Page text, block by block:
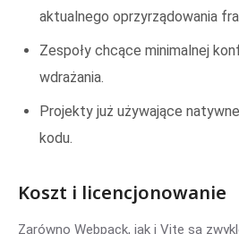
aktualnego oprzyrządowania
Zespoły chcące minimalnej
wdrażania.
Projekty już używające
kodu.
Koszt i licencjonowanie
Zarówno Webpack, jak i Vite są